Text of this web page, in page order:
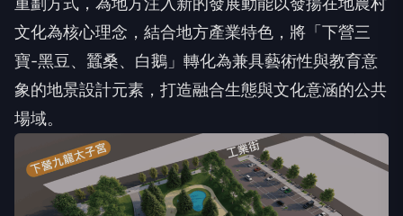
文化為核心理念，結合地方產業特色，將「下營三
寶-黑豆、蠶桑、白鵝」轉化為兼具藝術性與教育意
象的地景設計元素，打造融合生態與文化意涵的公共
場域。